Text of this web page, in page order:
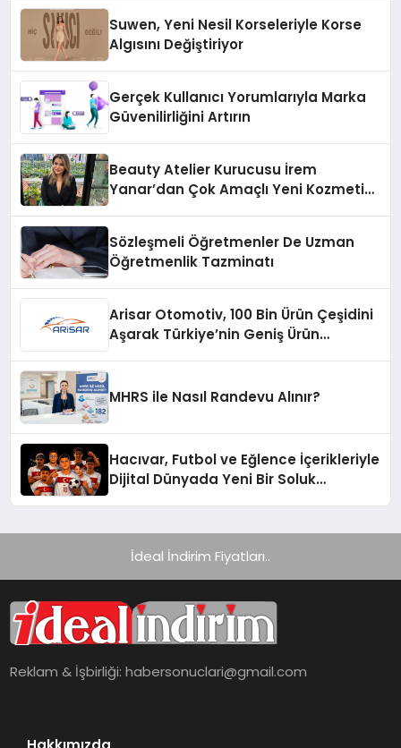
Suwen, Yeni Nesil Korseleriyle Korse
Algısını Değiştiriyor
Gerçek Kullanıcı Yorumlarıyla Marka
Güvenilirliğini Artırın
Beauty Atelier Kurucusu İrem
Yanar’dan Çok Amaçlı Yeni Kozmetik
Sözleşmeli Öğretmenler De Uzman
Öğretmenlik Tazminatı
Arisar Otomotiv, 100 Bin Ürün Çeşidini
Aşarak Türkiye’nin Geniş Ürün
MHRS ile Nasıl Randevu Alınır?
Hacıvar, Futbol ve Eğlence İçerikleriyle
Dijital Dünyada Yeni Bir Soluk
İdeal İndirim Fiyatları..
Reklam & İşbirliği:habersonuclari@gmail.com